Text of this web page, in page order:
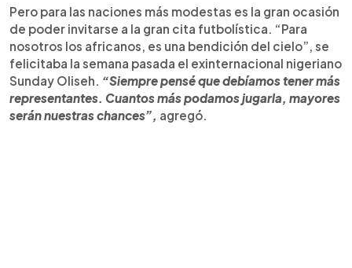
Pero para las naciones más modestas es la gran ocasión
de poder invitarse a la gran cita futbolística. “Para
nosotros los africanos, es una bendición del cielo”, se
felicitaba la semana pasada el exinternacional nigeriano
Sunday Oliseh. “Siempre pensé que debíamos tener más
representantes. Cuantos más podamos jugarla, mayores
serán nuestras chances”, agregó.